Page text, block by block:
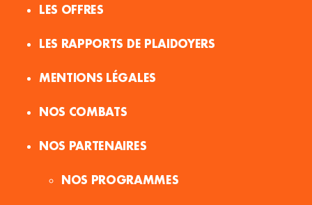
LES OFFRES
LES RAPPORTS DE PLAIDOYERS
MENTIONS LÉGALES
NOS COMBATS
NOS PARTENAIRES
NOS PROGRAMMES